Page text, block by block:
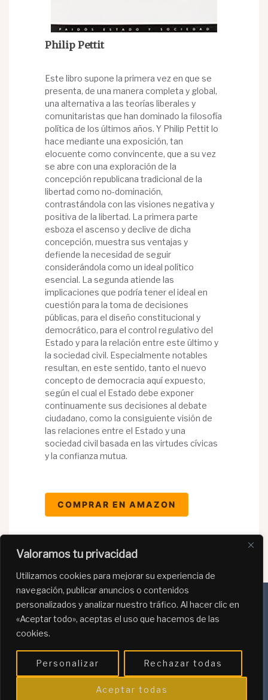
Valoramos tu privacidad
Utilizamos cookies para mejorar su experiencia de
navegación, publicar anuncios o contenidos
personalizados y analizar nuestro tráfico. Al hacer clic en
«Aceptar todo», aceptas el uso que hacemos de las
cookies.
Personalizar Rechazar todas
Aceptar todas
Philip Pettit
Este libro supone la primera vez en que se
presenta, de una manera completa y global,
una alternativa a las teorías liberales y
comunitaristas que han dominado la filosofía
política de los últimos años. Y Philip Pettit lo
hace mediante una exposición, tan
elocuente como convincente, que a su vez
se abre con una exploración de la
concepción republicana tradicional de la
libertad como no-dominación,
contrastándola con las visiones negativa y
positiva de la libertad. La primera parte
esboza el ascenso y declive de dicha
concepción, muestra sus ventajas y
defiende la necesidad de seguir
considerándola como un ideal político
esencial. La segunda atiende las
implicaciones que podría tener el ideal en
cuestión para la toma de decisiones
públicas, para el diseño constitucional y
democrático, para el control regulativo del
Estado y para la relación entre este último y
la sociedad civil. Especialmente notables
resultan, en este sentido, tanto el nuevo
concepto de democracia aquí expuesto,
según el cual el Estado debe exponer
continuamente sus decisiones al debate
ciudadano, como la consiguiente visión de
las relaciones entre el Estado y una
sociedad civil basada en las virtudes cívicas
y la confianza mutua.
COMPRAR EN AMAZON
Política de Privacidad
Programa de afiliación de Amazon